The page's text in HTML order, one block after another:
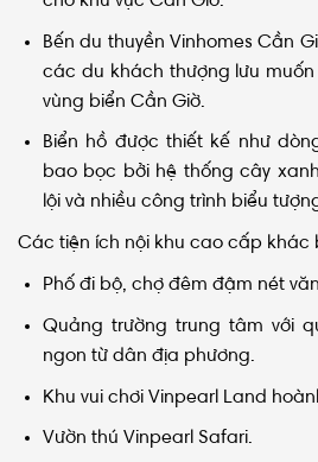
Bến du thuyền Vinhomes Cần
các du khách thượng lưu
vùng biển Cần Giờ.
Biển hồ được thiết kế như
bao bọc bởi hệ thống cây
lội và nhiều công trình biểu tượng.
Các tiện ích nội khu cao cấp khác
Phố đi bộ, chợ đêm đậm nét
Quảng trường trung tâm với
ngon từ dân địa phương.
Khu vui chơi Vinpearl Land
Vườn thú Vinpearl Safari.
Sân golf 27 lỗ chuẩn quốc tế.